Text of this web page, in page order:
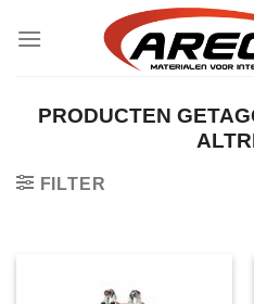
naar
PRODUCTEN
FILTER